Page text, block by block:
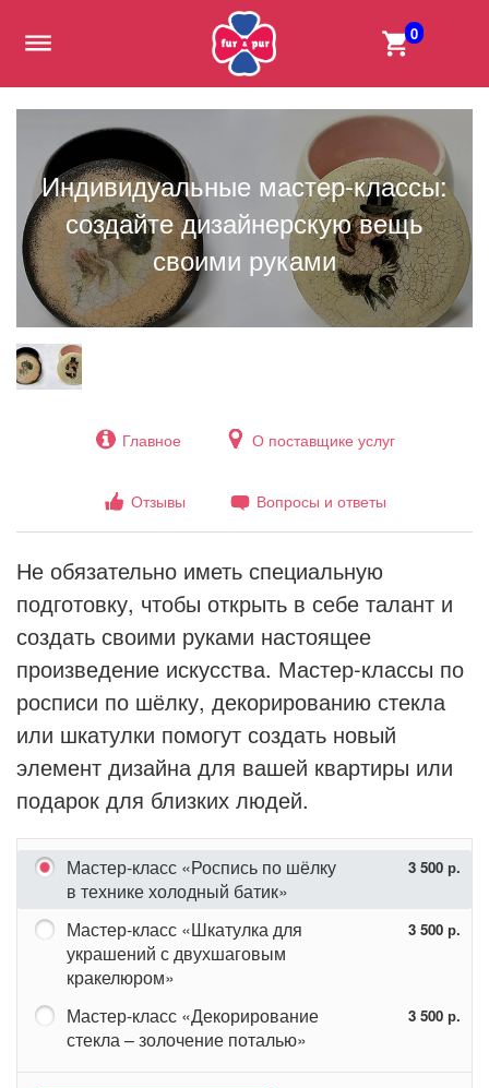
0
Индивидуальные мастер-классы:
создайте дизайнерскую вещь
своими руками
Главное О поставщике услуг
Отзывы Вопросы и ответы
Не обязательно иметь специальную
подготовку, чтобы открыть в себе талант и
создать своими руками настоящее
произведение искусства. Мастер-классы по
росписи по шёлку, декорированию стекла
или шкатулки помогут создать новый
элемент дизайна для вашей квартиры или
подарок для близких людей.
Мастер-класс «Роспись по шёлку
в технике холодный батик»
3 500 р.
Мастер-класс «Шкатулка для
украшений с двухшаговым
кракелюром»
3 500 р.
Мастер-класс «Декорирование
стекла – золочение поталью»
3 500 р.